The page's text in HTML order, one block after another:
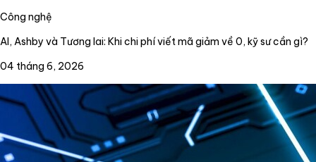
Công nghệ
AI, Ashby và Tương lai: Khi chi phí viết mã giảm về 0, kỹ sư cần gì?
04 tháng 6, 2026